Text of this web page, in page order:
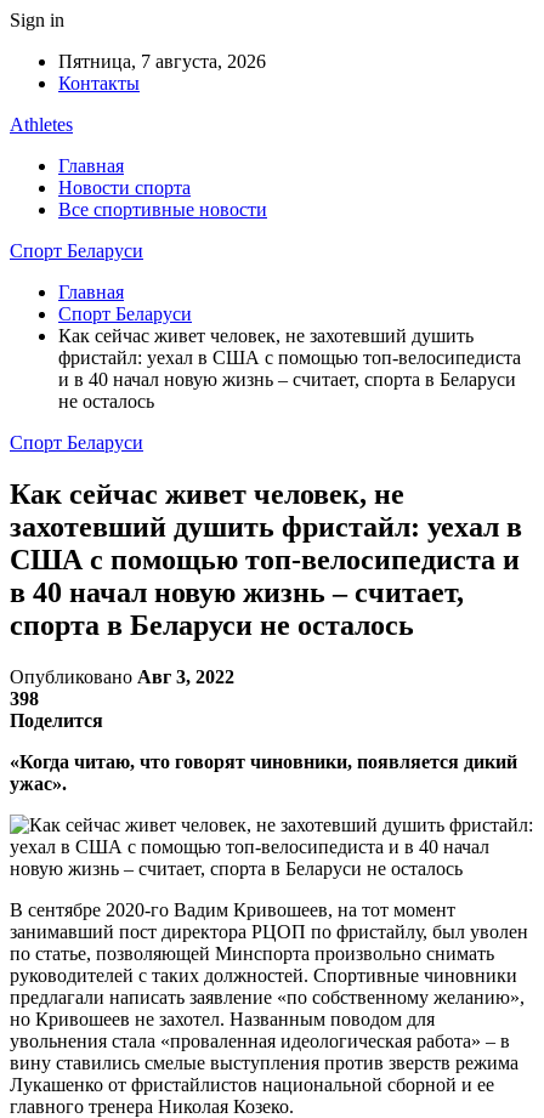
Sign in
Пятница, 7 августа, 2026
Контакты
Athletes
Главная
Новости спорта
Все спортивные новости
Спорт Беларуси
Главная
Спорт Беларуси
Как сейчас живет человек, не захотевший душить
фристайл: уехал в США с помощью топ-велосипедиста
и в 40 начал новую жизнь – считает, спорта в Беларуси
не осталось
Спорт Беларуси
Как сейчас живет человек, не
захотевший душить фристайл: уехал в
США с помощью топ-велосипедиста и
в 40 начал новую жизнь – считает,
спорта в Беларуси не осталось
Опубликовано Авг 3, 2022
398
Поделится
«Когда читаю, что говорят чиновники, появляется дикий
ужас».
В сентябре 2020-го Вадим Кривошеев, на тот момент
занимавший пост директора РЦОП по фристайлу, был уволен
по статье, позволяющей Минспорта произвольно снимать
руководителей с таких должностей. Спортивные чиновники
предлагали написать заявление «по собственному желанию»,
но Кривошеев не захотел. Названным поводом для
увольнения стала «проваленная идеологическая работа» – в
вину ставились смелые выступления против зверств режима
Лукашенко от фристайлистов национальной сборной и ее
главного тренера Николая Козеко.